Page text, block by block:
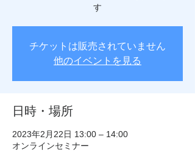
す
チケットは販売されていません
他のイベントを見る
日時・場所
2023年2月22日 13:00 – 14:00
オンラインセミナー